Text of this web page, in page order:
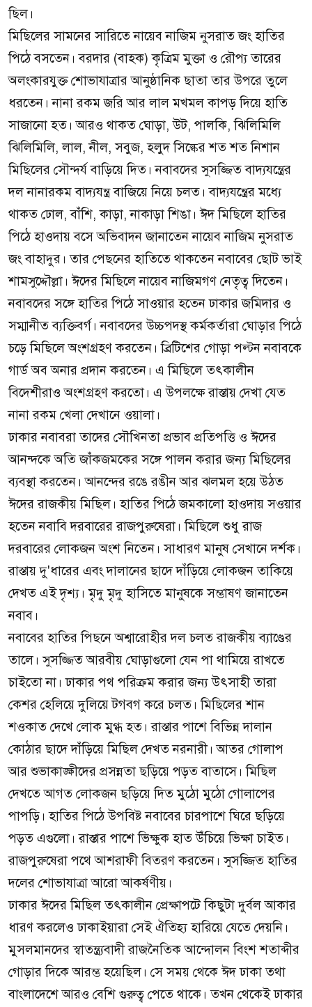
ছিল।
মিছিলের সামনের সারিতে নায়েব নাজিম নুসরাত জং হাতির
পিঠে বসতেন। বরদার (বাহক) কৃত্রিম মুক্তা ও রৌপ্য তারের
অলংকারযুক্ত শোভাযাত্রার আনুষ্ঠানিক ছাতা তার উপরে তুলে
ধরতেন। নানা রকম জরি আর লাল মখমল কাপড় দিয়ে হাতি
সাজানো হত। আরও থাকত ঘোড়া, উট, পালকি, ঝিলিমিলি
ঝিলিমিলি, লাল, নীল, সবুজ, হলুদ সিল্কের শত শত নিশান
মিছিলের সৌন্দর্য বাড়িয়ে দিত। নবাবদের সুসজ্জিত বাদ্যযন্ত্রের
দল নানারকম বাদ্যযন্ত্র বাজিয়ে নিয়ে চলত। বাদ্যযন্ত্রের মধ্যে
থাকত ঢোল, বাঁশি, কাড়া, নাকাড়া শিঙা। ঈদ মিছিলে হাতির
পিঠে হাওদায় বসে অভিবাদন জানাতেন নায়েব নাজিম নুসরাত
জং বাহাদুর। তার পেছনের হাতিতে থাকতেন নবাবের ছোট ভাই
শামসুদ্দৌল্লা। ঈদের মিছিলে নায়েব নাজিমগণ নেতৃত্ব দিতেন।
নবাবদের সঙ্গে হাতির পিঠে সাওয়ার হতেন ঢাকার জমিদার ও
সম্মানীত ব্যক্তিবর্গ। নবাবদের উচ্চপদস্থ কর্মকর্তারা ঘোড়ার পিঠে
চড়ে মিছিলে অংশগ্রহণ করতেন। ব্রিটিশের গোড়া পল্টন নবাবকে
গার্ড অব অনার প্রদান করতেন। এ মিছিলে তৎকালীন
বিদেশীরাও অংশগ্রহণ করতো। এ উপলক্ষে রাস্তায় দেখা যেত
নানা রকম খেলা দেখানে ওয়ালা।
ঢাকার নবাবরা তাদের সৌখিনতা প্রভাব প্রতিপত্তি ও ঈদের
আনন্দকে অতি জাঁকজমকের সঙ্গে পালন করার জন্য মিছিলের
ব্যবস্থা করতেন। আনন্দের রঙে রঙীন আর ঝলমল হয়ে উঠত
ঈদের রাজকীয় মিছিল। হাতির পিঠে জমকালো হাওদায় সওয়ার
হতেন নবাবি দরবারের রাজপুরুষেরা। মিছিলে শুধু রাজ
দরবারের লোকজন অংশ নিতেন। সাধারণ মানুষ সেখানে দর্শক।
রাস্তায় দু'ধারের এবং দালানের ছাদে দাঁড়িয়ে লোকজন তাকিয়ে
দেখত এই দৃশ্য। মৃদু মৃদু হাসিতে মানুষকে সম্ভাষণ জানাতেন
নবাব।
নবাবের হাতির পিছনে অশ্বারোহীর দল চলত রাজকীয় ব্যাণ্ডের
তালে। সুসজ্জিত আরবীয় ঘোড়াগুলো যেন পা থামিয়ে রাখতে
চাইতো না। ঢাকার পথ পরিক্রম করার জন্য উৎসাহী তারা
কেশর হেলিয়ে দুলিয়ে টগবগ করে চলত। মিছিলের শান
শওকাত দেখে লোক মুগ্ধ হত। রাস্তার পাশে বিভিন্ন দালান
কোঠার ছাদে দাঁড়িয়ে মিছিল দেখত নরনারী। আতর গোলাপ
আর শুভাকাঙ্ক্ষীদের প্রসন্নতা ছড়িয়ে পড়ত বাতাসে। মিছিল
দেখতে আগত লোকজন ছড়িয়ে দিত মুঠো মুঠো গোলাপের
পাপড়ি। হাতির পিঠে উপবিষ্ট নবাবের চারপাশে ঘিরে ছড়িয়ে
পড়ত এগুলো। রাস্তার পাশে ভিক্ষুক হাত উঁচিয়ে ভিক্ষা চাইত।
রাজপুরুষেরা পথে আশরাফী বিতরণ করতেন। সুসজ্জিত হাতির
দলের শোভাযাত্রা আরো আকর্ষণীয়।
ঢাকার ঈদের মিছিল তৎকালীন প্রেক্ষাপটে কিছুটা দুর্বল আকার
ধারণ করলেও ঢাকাইয়ারা সেই ঐতিহ্য হারিয়ে যেতে দেয়নি।
মুসলমানদের স্বাতন্ত্র্যবাদী রাজনৈতিক আন্দোলন বিংশ শতাব্দীর
গোড়ার দিকে আরম্ভ হয়েছিল। সে সময় থেকে ঈদ ঢাকা তথা
বাংলাদেশে আরও বেশি গুরুত্ব পেতে থাকে। তখন থেকেই ঢাকার